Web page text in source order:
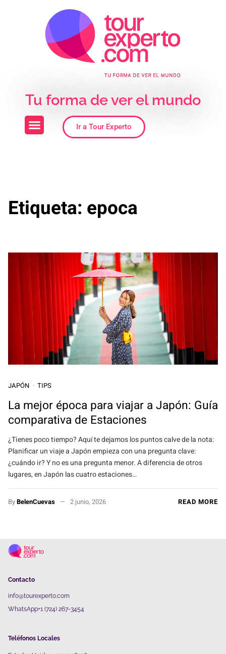
Tu forma de ver el mundo
Ir a Tour Experto
Etiqueta: epoca
JAPÓN TIPS
La mejor época para viajar a Japón: Guía
comparativa de Estaciones
¿Tienes poco tiempo? Aquí te dejamos los puntos calve de la nota:
Planificar un viaje a Japón empieza con una pregunta clave:
¿cuándo ir? Y no es una pregunta menor. A diferencia de otros
lugares, en Japón las cuatro estaciones…
ByBelenCuevas 2 junio, 2026 READ MORE
Contacto
info@tourexperto.com
WhatsApp+1 (724) 267-3454
Teléfonos Locales